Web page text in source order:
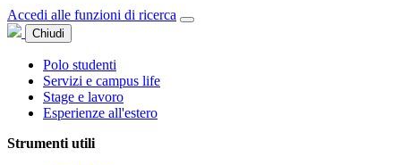
Accedi alle funzioni di ricerca
Chiudi
Polo studenti
Servizi e campus life
Stage e lavoro
Esperienze all'estero
Strumenti utili